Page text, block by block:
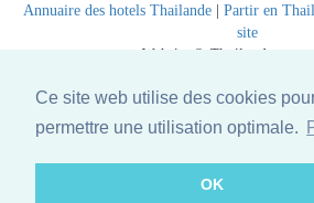
Ce site web utilise des cookies
permettre une utilisation optimale.
OK
Annuaire des hotels Thailande | Partir en
site
Website © Thailandee.com